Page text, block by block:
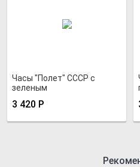
Часы "Полет" СССР с
зеленым
циферблатом в
3 420 Р